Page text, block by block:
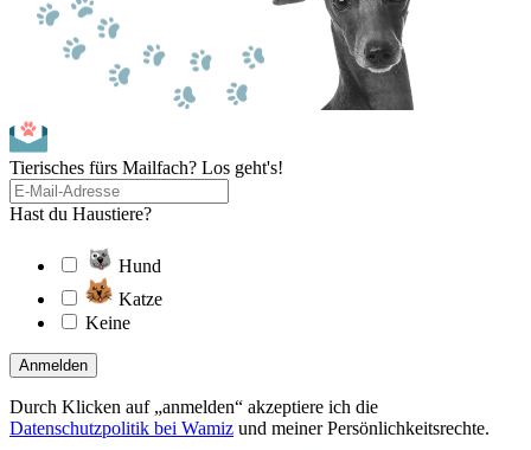
Tierisches fürs Mailfach? Los geht's!
Hast du Haustiere?
Hund
Katze
Keine
Anmelden
Durch Klicken auf „anmelden“ akzeptiere ich die
Datenschutzpolitik bei Wamiz und meiner Persönlichkeitsrechte.